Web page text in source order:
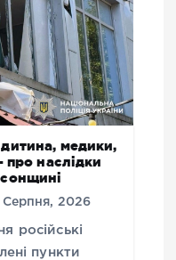
медики,
про наслідки
Серпня, 2026
російські
пункти